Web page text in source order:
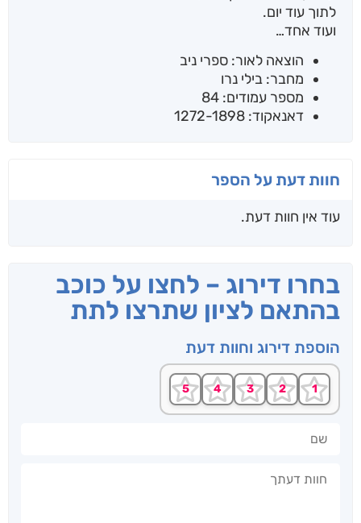
לתוך עוד יום.
ועוד אחד…
הוצאה לאור: ספרי ניב
מחבר: בילי נרו
מספר עמודים: 84
דאנאקוד: 1272-1898
חוות דעת על הספר
עוד אין חוות דעת.
בחרו דירוג – לחצו על כוכב
בהתאם לציון שתרצו לתת
הוספת דירוג וחוות דעת